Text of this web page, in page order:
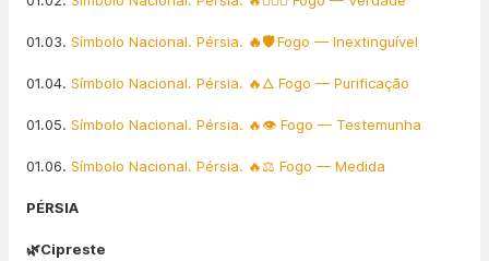
01.03. Símbolo Nacional. Pérsia. 🔥🛡️Fogo — Inextinguível
01.04. Símbolo Nacional. Pérsia. 🔥🜂 Fogo — Purificação
01.05. Símbolo Nacional. Pérsia. 🔥👁️ Fogo — Testemunha
01.06. Símbolo Nacional. Pérsia. 🔥⚖️ Fogo — Medida
PÉRSIA
🌿Cipreste